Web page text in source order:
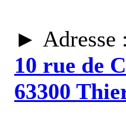
► Adresse
10 rue de
63300